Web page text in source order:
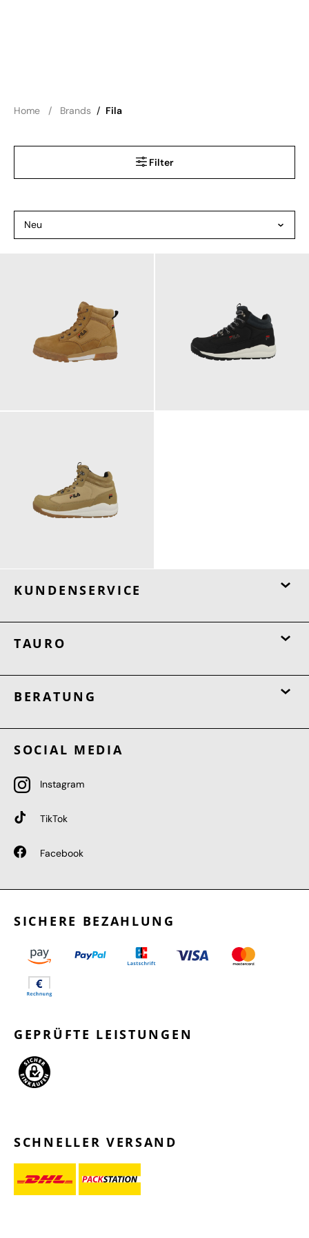
Home Brands / Fila
Filter
KUNDENSERVICE
TAURO
BERATUNG
SOCIAL MEDIA
Instagram
TikTok
Facebook
SICHERE BEZAHLUNG
GEPRÜFTE LEISTUNGEN
SCHNELLER VERSAND